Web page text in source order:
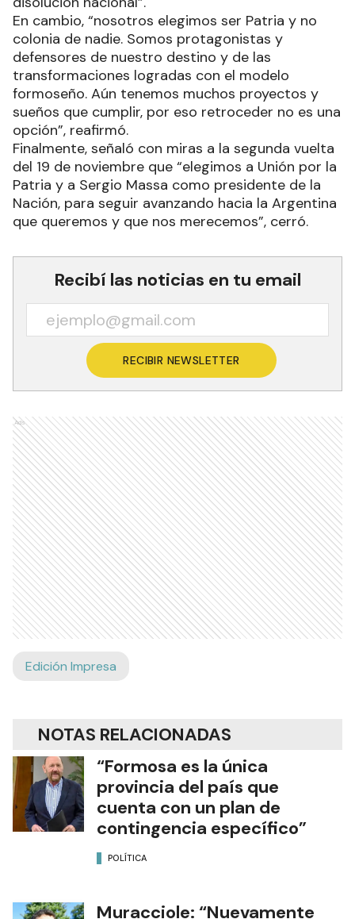
En cambio, “nosotros elegimos ser Patria y no
colonia de nadie. Somos protagonistas y
defensores de nuestro destino y de las
transformaciones logradas con el modelo
formoseño. Aún tenemos muchos proyectos y
sueños que cumplir, por eso retroceder no es una
opción”, reafirmó.
Finalmente, señaló con miras a la segunda vuelta
del 19 de noviembre que “elegimos a Unión por la
Patria y a Sergio Massa como presidente de la
Nación, para seguir avanzando hacia la Argentina
que queremos y que nos merecemos”, cerró.
Recibí las noticias en tu email
RECIBIR NEWSLETTER
Ads
Edición Impresa
NOTAS RELACIONADAS
“Formosa es la única
provincia del país que
cuenta con un plan de
contingencia específico”
POLÍTICA
Muracciole: “Nuevamente